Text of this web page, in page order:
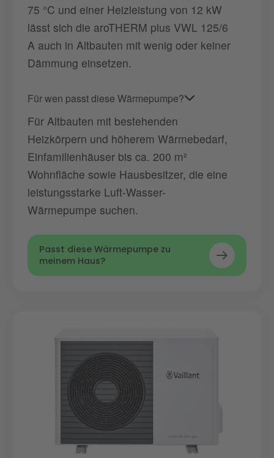
75 °C und einer Heizleistung von 12 kW
lässt sich die aroTHERM plus VWL 125/6
A auch in Altbauten mit wenig oder keiner
Dämmung einsetzen.
Für wen passt diese Wärmepumpe?
Für Altbauten mit bestehenden
Heizkörpern und höherem Wärmebedarf,
Einfamilienhäuser bis ca. 200 m²
Wohnfläche sowie Hausbesitzer, die eine
leistungsstarke Luft-Wasser-
Wärmepumpe suchen.
Passt diese Wärmepumpe zu
meinem Haus?